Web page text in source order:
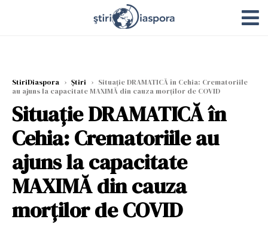
StiriDiaspora › Știri › Situație DRAMATICĂ în Cehia: Crematoriile
au ajuns la capacitate MAXIMĂ din cauza morților de COVID
Situație DRAMATICĂ în
Cehia: Crematoriile au
ajuns la capacitate
MAXIMĂ din cauza
morților de COVID